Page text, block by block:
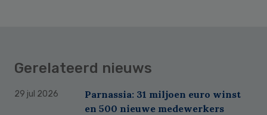
Gerelateerd nieuws
29 jul 2026
Parnassia: 31 miljoen euro winst
en 500 nieuwe medewerkers